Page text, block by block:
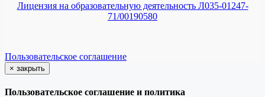
Лицензия на образовательную деятельность Л035-01247-
71/00190580
Пользовательское соглашение
× закрыть
Пользовательское соглашение и политика